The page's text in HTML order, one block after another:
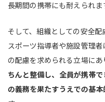
長期間の携帯にも耐えられま
そして、組織としての安全配
スポーツ指導者や施設管理
の配慮を求められる立場にあ
ちんと整備し、全員が携帯
の義務を果たすうえでの基